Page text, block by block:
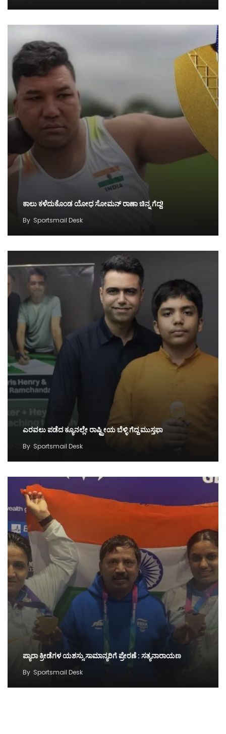
ಕಾಲು ಕಳೆದುಕೊಂಡ ಯೋಧ ಸೋಮನ್ ರಾಣಾ ಚಿನ್ನ ಗೆದ್ದ!
By Sportsmail Desk
ಎರವಲು ಪಡೆದ ಕ್ಯೂನಲ್ಲೇ ರಾಷ್ಟ್ರೀಯ ಬೆಳ್ಳಿ ಗೆದ್ದ ಮುಸ್ತಫಾ
By Sportsmail Desk
ಪ್ಯಾರಾ ಕ್ರೀಡೆಗಳ ಯಶಸ್ಸು ಸಾಮಾನ್ಯರಿಗೆ ಪ್ರೇರಣೆ : ಸತ್ಯನಾರಾಯಣ
By Sportsmail Desk